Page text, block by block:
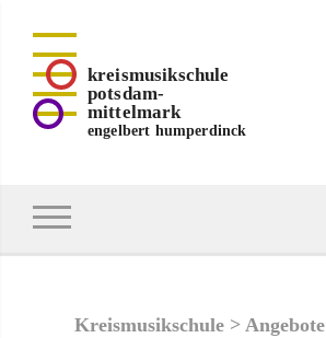
kreismusikschule
potsdam-
mittelmark
engelbert humperdinck
Kreismusikschule > Angebote